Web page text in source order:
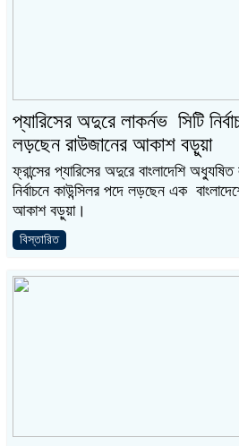
প্যারিসের অদুরে লাকর্নভ সিটি
লড়ছেন রাউজানের আকাশ বড়ুয়া
ফ্রান্সের প্যারিসের অদুরে বাংলাদেশি
নির্বাচনে কাউন্সিলর পদে লড়ছেন এক
আকাশ বড়ুয়া।
বিস্তারিত